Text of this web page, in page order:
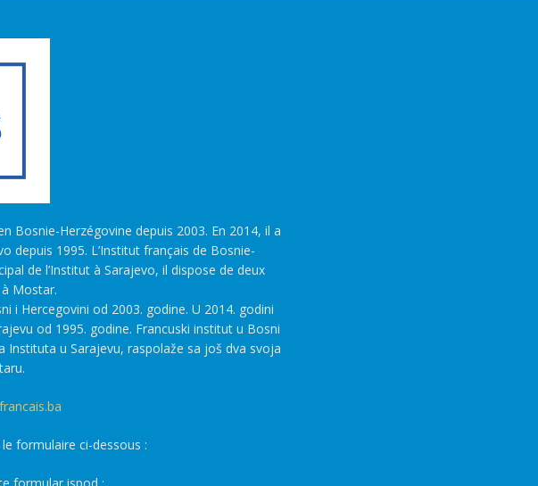
Bosnie-Herzégovine depuis 2003. En 2014, il a
depuis 1995. L’Institut français de Bosnie-
de l’Institut à Sarajevo, il dispose de deux
Mostar.
i Hercegovini od 2003. godine. U 2014. godini
od 1995. godine. Francuski institut u Bosni
Instituta u Sarajevu, raspolaže sa još dva svoja
formulaire ci-dessous :
formular ispod :